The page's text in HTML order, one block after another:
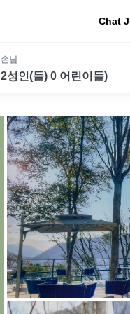
Chat
손님
2성인(들) 0 어린이들)